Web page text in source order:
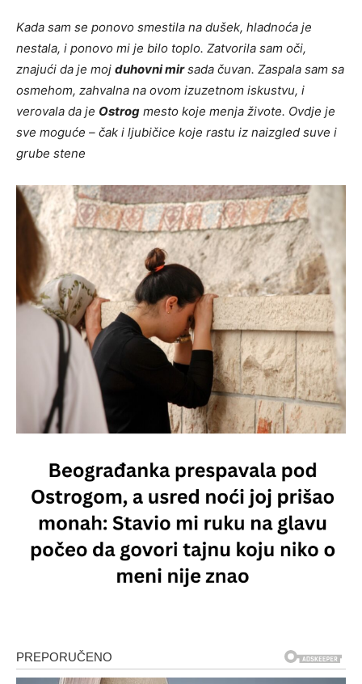
Kada sam se ponovo smestila na dušek, hladnoća je
nestala, i ponovo mi je bilo toplo. Zatvorila sam oči,
znajući da je moj duhovni mirsada čuvan. Zaspala sam sa
osmehom, zahvalna na ovom izuzetnom iskustvu, i
verovala da je Ostrog mesto koje menja živote. Ovdje je
sve moguće – čak i ljubičice koje rastu iz naizgled suve i
grube stene